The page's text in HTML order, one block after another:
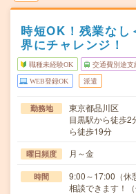
時短OK！残業なし
界にチャレンジ！
職種未経験OK 交通費別途支
WEB登録OK 派遣
勤務地
東京都品川区
目黒駅から徒歩2
ら徒歩19分
曜日頻度 月～金
時間
9:00～17:00（休
相談できます！